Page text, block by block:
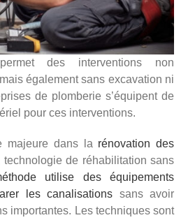
des interventions non
également sans excavation ni
de plomberie s’équipent de
pour ces interventions.
majeure dans la rénovation des
de réhabilitation sans
utilise des équipements
les canalisations sans avoir
importantes. Les techniques sont